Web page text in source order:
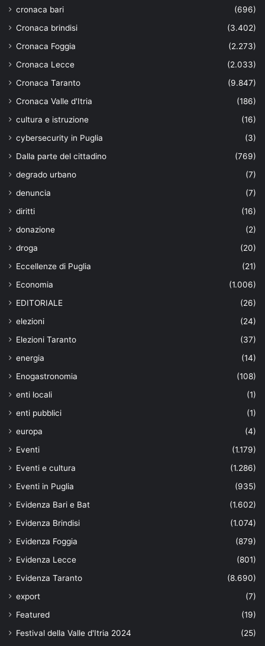
cronaca bari
(696)
Cronaca brindisi
(3.402)
Cronaca Foggia
(2.273)
Cronaca Lecce
(2.033)
Cronaca Taranto
(9.847)
Cronaca Valle d'Itria
(186)
cultura e istruzione
(16)
cybersecurity in Puglia
(3)
Dalla parte del cittadino
(769)
degrado urbano
(7)
denuncia
(7)
diritti
(16)
donazione
(2)
droga
(20)
Eccellenze di Puglia
(21)
Economia
(1.006)
EDITORIALE
(26)
elezioni
(24)
Elezioni Taranto
(37)
energia
(14)
Enogastronomia
(108)
enti locali
(1)
enti pubblici
(1)
europa
(4)
Eventi
(1.179)
Eventi e cultura
(1.286)
Eventi in Puglia
(935)
Evidenza Bari e Bat
(1.602)
Evidenza Brindisi
(1.074)
Evidenza Foggia
(879)
Evidenza Lecce
(801)
Evidenza Taranto
(8.690)
export
(7)
Featured
(19)
Festival della Valle d'Itria 2024
(25)